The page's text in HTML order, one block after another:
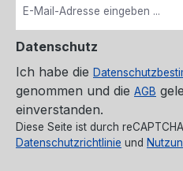
Datenschutz
Ich habe die
genommen und die AGB
einverstanden.
Diese Seite ist durch
Datenschutzrichtlinie und